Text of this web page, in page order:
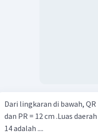
Dari lingkaran di bawah,
dan PR = 12 cm .Luas
14 adalah ....